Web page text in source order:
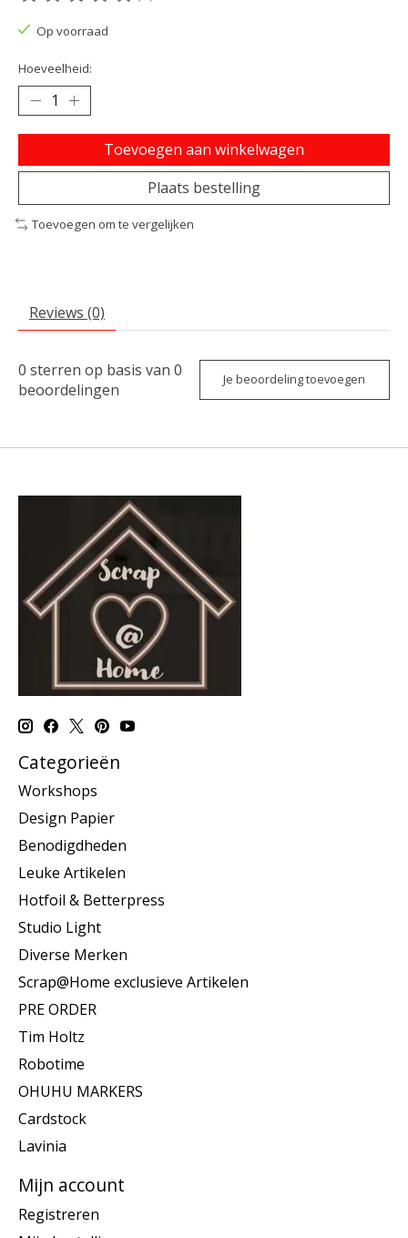
Op voorraad
Hoeveelheid:
Toevoegen aan winkelwagen
Plaats bestelling
Toevoegen om te vergelijken
Reviews (0)
0 sterren op basis van 0
beoordelingen
Je beoordeling toevoegen
Categorieën
Workshops
Design Papier
Benodigdheden
Leuke Artikelen
Hotfoil & Betterpress
Studio Light
Diverse Merken
Scrap@Home exclusieve Artikelen
PRE ORDER
Tim Holtz
Robotime
OHUHU MARKERS
Cardstock
Lavinia
Mijn account
Registreren